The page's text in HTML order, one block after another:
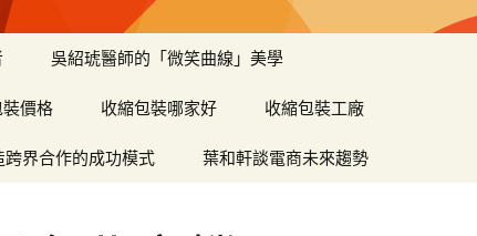
吳紹琥醫師的「微笑曲線」美學
價格 收縮包裝哪家好 收縮包裝工廠
跨界合作的成功模式 葉和軒談電商未來趨勢